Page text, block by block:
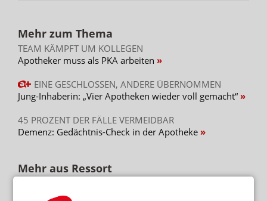
Mehr zum Thema
TEAM KÄMPFT UM KOLLEGEN
Apotheker muss als PKA arbeiten
EINE GESCHLOSSEN, ANDERE ÜBERNOMMEN
Jung-Inhaberin: „Vier Apotheken wieder voll gemacht“
45 PROZENT DER FÄLLE VERMEIDBAR
Demenz: Gedächtnis-Check in der Apotheke
Mehr aus Ressort
Verurteilter Pfleger: Staatsanwaltschaft ermittelt weiter